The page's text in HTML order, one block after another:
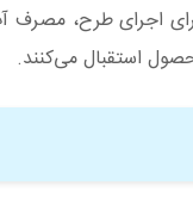
برای اجرای طرح،
استقبال می‌کنند.